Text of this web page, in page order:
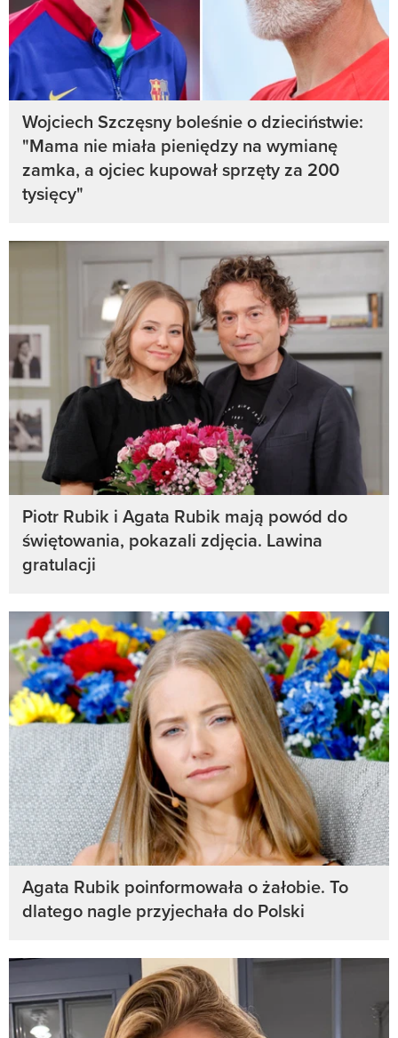
Wojciech Szczęsny boleśnie o dzieciństwie:
"Mama nie miała pieniędzy na wymianę
zamka, a ojciec kupował sprzęty za 200
tysięcy"
Piotr Rubik i Agata Rubik mają powód do
świętowania, pokazali zdjęcia. Lawina
gratulacji
Agata Rubik poinformowała o żałobie. To
dlatego nagle przyjechała do Polski